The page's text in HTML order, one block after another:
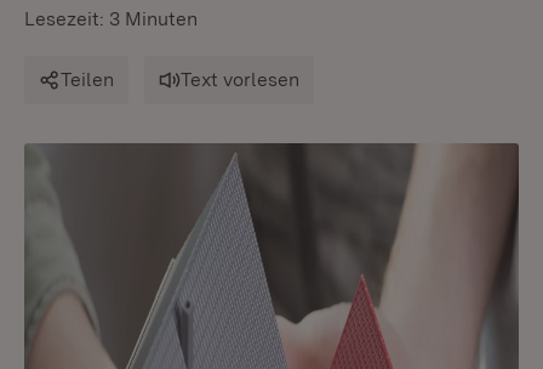
Lesezeit: 3 Minuten
Teilen Text vorlesen